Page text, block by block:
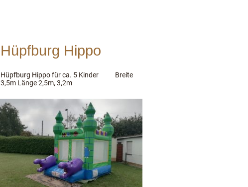
Hüpfburg Hippo
Hüpfburg Hippo für ca. 5 Kinder Breite
3,5m Länge 2,5m, 3,2m